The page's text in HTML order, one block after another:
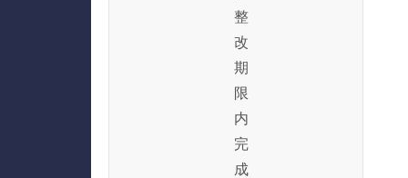
整
改
期
限
内
完
成